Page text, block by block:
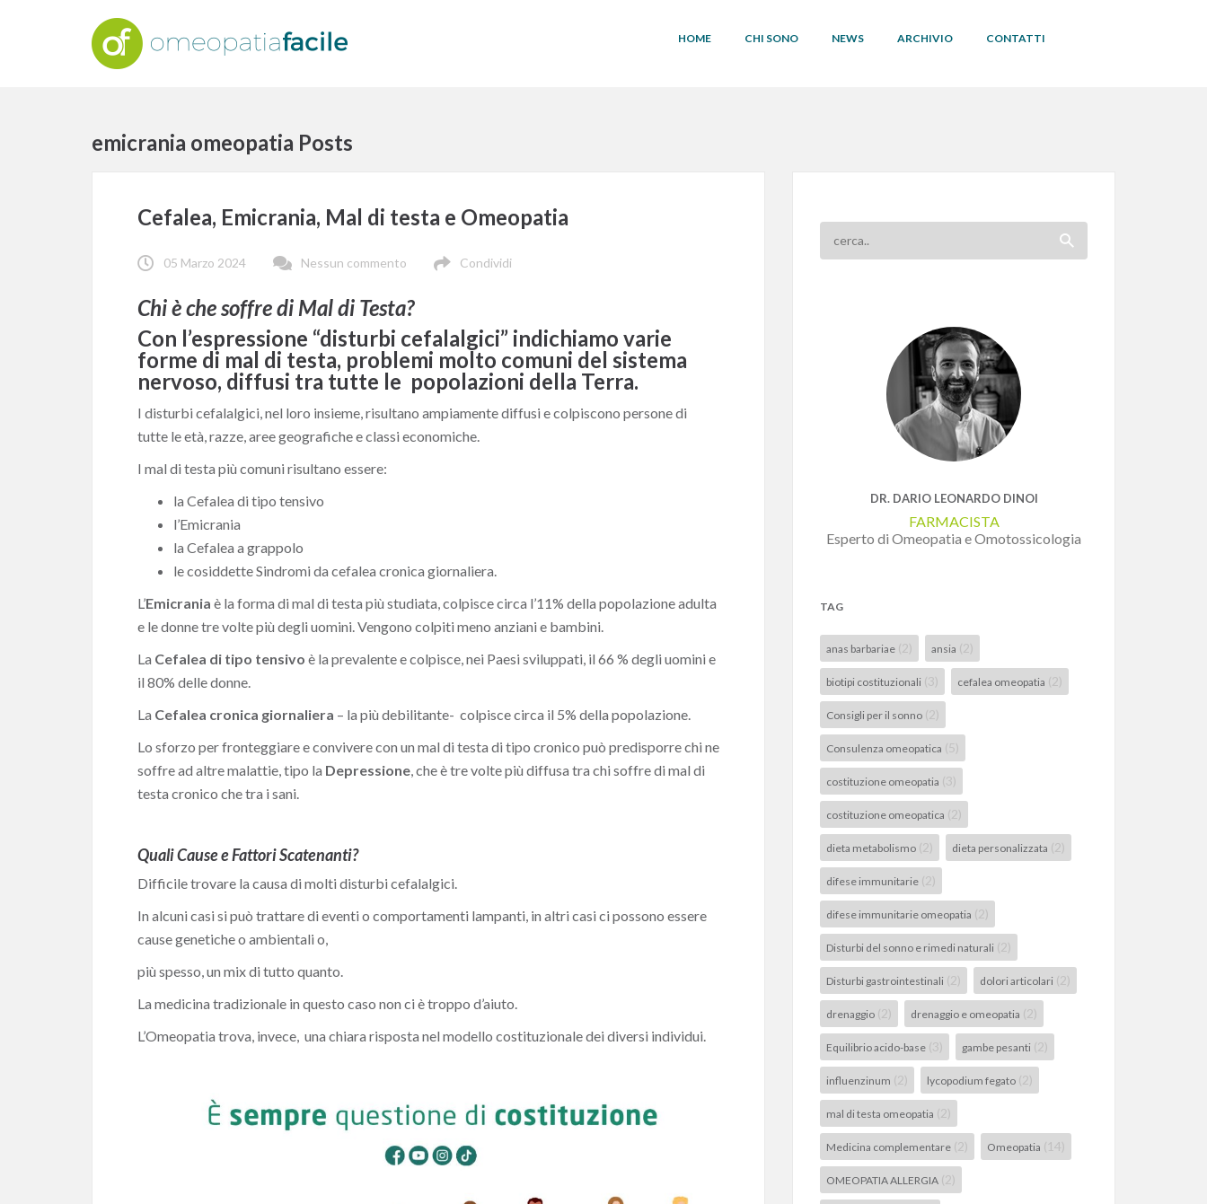
HOME CHI SONO NEWS ARCHIVIO CONTATTI
emicrania omeopatia Posts
Cefalea, Emicrania, Mal di testa e Omeopatia
05 Marzo 2024 Nessun commento Condividi
Chi è che soffre di Mal di Testa?
Con l’espressione “disturbi cefalalgici” indichiamo varie
forme di mal di testa, problemi molto comuni del sistema
nervoso, diffusi tra tutte le popolazioni della Terra.
I disturbi cefalalgici, nel loro insieme, risultano ampiamente diffusi e colpiscono persone di
tutte le età, razze, aree geografiche e classi economiche.
I mal di testa più comuni risultano essere:
la Cefalea di tipo tensivo
l’Emicrania
la Cefalea a grappolo
le cosiddette Sindromi da cefalea cronica giornaliera.
L’Emicrania è la forma di mal di testa più studiata, colpisce circa l’11% della popolazione adulta
e le donne tre volte più degli uomini. Vengono colpiti meno anziani e bambini.
La Cefalea di tipo tensivo è la prevalente e colpisce, nei Paesi sviluppati, il 66 % degli uomini e
il 80% delle donne.
La Cefalea cronica giornaliera – la più debilitante- colpisce circa il 5% della popolazione.
Lo sforzo per fronteggiare e convivere con un mal di testa di tipo cronico può predisporre chi ne
soffre ad altre malattie, tipo la Depressione, che è tre volte più diffusa tra chi soffre di mal di
testa cronico che tra i sani.
Quali Cause e Fattori Scatenanti?
Difficile trovare la causa di molti disturbi cefalalgici.
In alcuni casi si può trattare di eventi o comportamenti lampanti, in altri casi ci possono essere
cause genetiche o ambientali o,
più spesso, un mix di tutto quanto.
La medicina tradizionale in questo caso non ci è troppo d’aiuto.
L’Omeopatia trova, invece, una chiara risposta nel modello costituzionale dei diversi individui.
DR. DARIO LEONARDO DINOI
FARMACISTA
Esperto di Omeopatia e Omotossicologia
TAG
anas barbariae (2) ansia (2)
biotipi costituzionali (3) cefalea omeopatia (2)
Consigli per il sonno (2)
Consulenza omeopatica (5)
costituzione omeopatia (3)
costituzione omeopatica (2)
dieta metabolismo (2) dieta personalizzata (2)
difese immunitarie (2)
difese immunitarie omeopatia (2)
Disturbi del sonno e rimedi naturali (2)
Disturbi gastrointestinali (2) dolori articolari (2)
drenaggio (2) drenaggio e omeopatia (2)
Equilibrio acido-base (3) gambe pesanti (2)
influenzinum (2) lycopodium fegato (2)
mal di testa omeopatia (2)
Medicina complementare (2) Omeopatia (14)
OMEOPATIA ALLERGIA (2)